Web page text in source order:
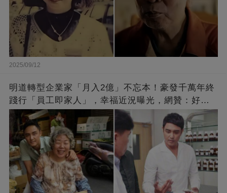
2025/09/12
明道轉型企業家「月入2億」不忘本！豪發千萬年終
踐行「員工即家人」，幸福近況曝光，網贊：好老
闆的福報